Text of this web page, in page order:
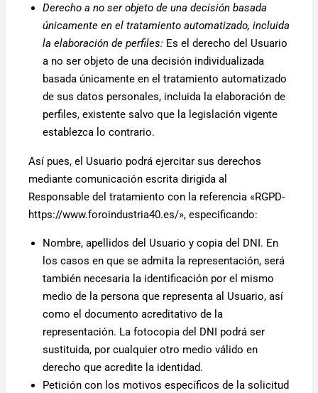
Derecho a no ser objeto de una decisión basada
únicamente en el tratamiento automatizado, incluida
la elaboración de perfiles: Es el derecho del Usuario
a no ser objeto de una decisión individualizada
basada únicamente en el tratamiento automatizado
de sus datos personales, incluida la elaboración de
perfiles, existente salvo que la legislación vigente
establezca lo contrario.
Así pues, el Usuario podrá ejercitar sus derechos
mediante comunicación escrita dirigida al
Responsable del tratamiento con la referencia «RGPD-
https://www.foroindustria40.es/», especificando:
Nombre, apellidos del Usuario y copia del DNI. En
los casos en que se admita la representación, será
también necesaria la identificación por el mismo
medio de la persona que representa al Usuario, así
como el documento acreditativo de la
representación. La fotocopia del DNI podrá ser
sustituida, por cualquier otro medio válido en
derecho que acredite la identidad.
Petición con los motivos específicos de la solicitud